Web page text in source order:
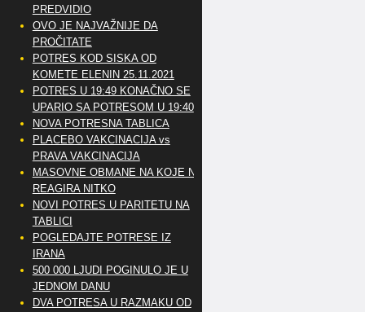
PREDVIDIO
OVO JE NAJVAŽNIJE DA
PROČITATE
POTRES KOD SISKA OD
KOMETE ELENIN 25.11.2021
POTRES U 19:49 KONAČNO SE
UPARIO SA POTRESOM U 19:40
NOVA POTRESNA TABLICA
PLACEBO VAKCINACIJA vs
PRAVA VAKCINACIJA
MASOVNE OBMANE NA KOJE NE
REAGIRA NITKO
NOVI POTRES U PARITETU NA
TABLICI
POGLEDAJTE POTRESE IZ
IRANA
500 000 LJUDI POGINULO JE U
JEDNOM DANU
DVA POTRESA U RAZMAKU OD